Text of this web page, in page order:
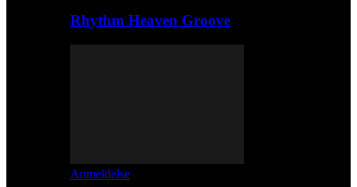
Rhythm Heaven Groove
Anmeldelse